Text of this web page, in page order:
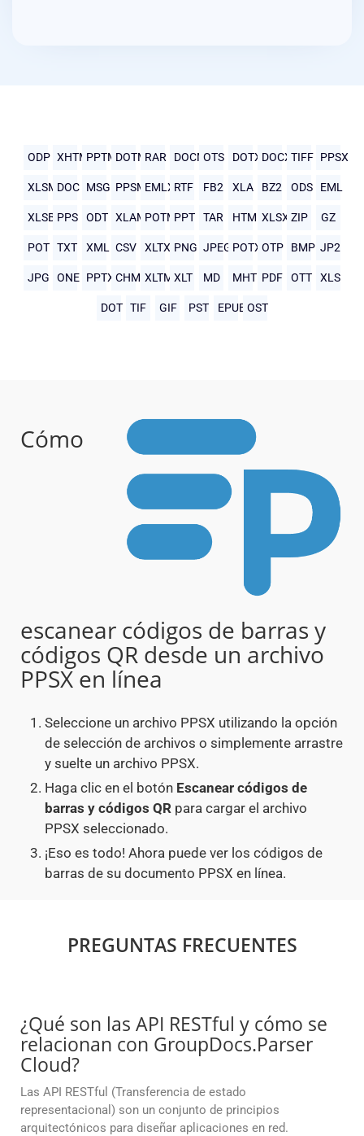
ODP XHTMLPPTMDOTMRAR DOCMOTS DOTX DOCXTIFF PPSX
XLSMDOC MSG PPSMEMLXRTF FB2 XLA BZ2 ODS EML
XLSB PPS ODT XLAMPOTMPPT TAR HTMLXLSX ZIP GZ
POT TXT XML CSV XLTX PNG JPEG POTX OTP BMP JP2
JPG ONE PPTX CHM XLTM XLT MD MHTMLPDF OTT XLS
DOT TIF GIF PST EPUB OST
Cómo
escanear códigos de barras y
códigos QR desde un archivo
PPSX en línea
Seleccione un archivo PPSX utilizando la opción
de selección de archivos o simplemente arrastre
y suelte un archivo PPSX.
Haga clic en el botón Escanear códigos de
barras y códigos QR para cargar el archivo
PPSX seleccionado.
¡Eso es todo! Ahora puede ver los códigos de
barras de su documento PPSX en línea.
PREGUNTAS FRECUENTES
¿Qué son las API RESTful y cómo se
relacionan con GroupDocs.Parser
Cloud?
Las API RESTful (Transferencia de estado
representacional) son un conjunto de principios
arquitectónicos para diseñar aplicaciones en red.